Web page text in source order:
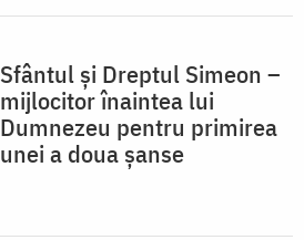
Sfântul și Dreptul Simeon –
mijlocitor înaintea lui
Dumnezeu pentru primirea
unei a doua șanse